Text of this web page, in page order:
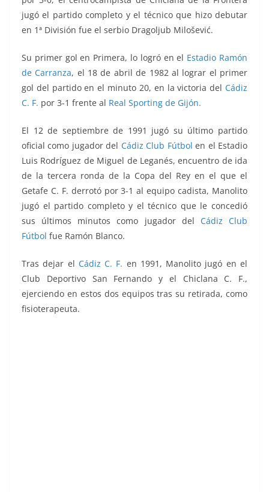
jugó el partido completo y el técnico que hizo debutar
en 1ª División fue el serbio Dragoljub Milošević.
Su primer gol en Primera, lo logró en el Estadio Ramón
de Carranza, el 18 de abril de 1982 al lograr el primer
gol del partido en el minuto 20, en la victoria del Cádiz
C. F. por 3-1 frente al Real Sporting de Gijón.
El 12 de septiembre de 1991 jugó su último partido
oficial como jugador del Cádiz Club Fútbol en el Estadio
Luis Rodríguez de Miguel de Leganés, encuentro de ida
de la tercera ronda de la Copa del Rey en el que el
Getafe C. F. derrotó por 3-1 al equipo cadista, Manolito
jugó el partido completo y el técnico que le concedió
sus últimos minutos como jugador del Cádiz Club
Fútbol fue Ramón Blanco.
Tras dejar el Cádiz C. F. en 1991, Manolito jugó en el
Club Deportivo San Fernando y el Chiclana C. F.,
ejerciendo en estos dos equipos tras su retirada, como
fisioterapeuta.